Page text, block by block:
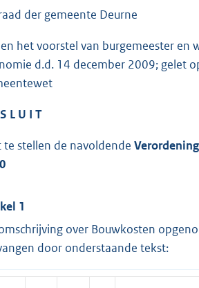
der gemeente Deurne
het voorstel van burgemeester en
d.d. 14 december 2009; gelet
L U I T
te stellen de navoldende
1
over Bouwkosten
door onderstaande tekst: